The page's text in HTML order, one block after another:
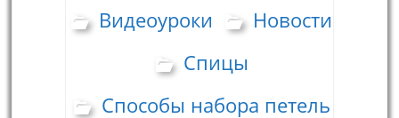
Видеоуроки
Новости
Спицы
Способы набора петель